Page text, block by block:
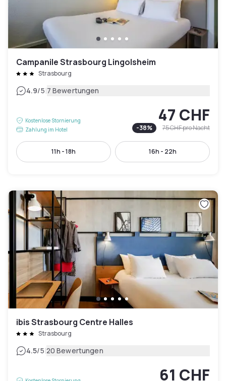
Campanile Strasbourg Lingolsheim
Strasbourg
4.9/5|7 Bewertungen
Kostenlose Stornierung
Zahlung im Hotel
47 CHF
-38% 75 CHFpro Nacht
11h - 18h 16h - 22h
ibis Strasbourg Centre Halles
Strasbourg
4.5/5|20 Bewertungen
61 CHF